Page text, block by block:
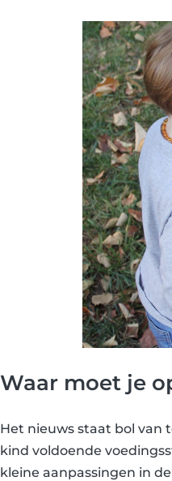
Waar moet je
Het nieuws staat bol van
kind voldoende
kleine aanpassingen in